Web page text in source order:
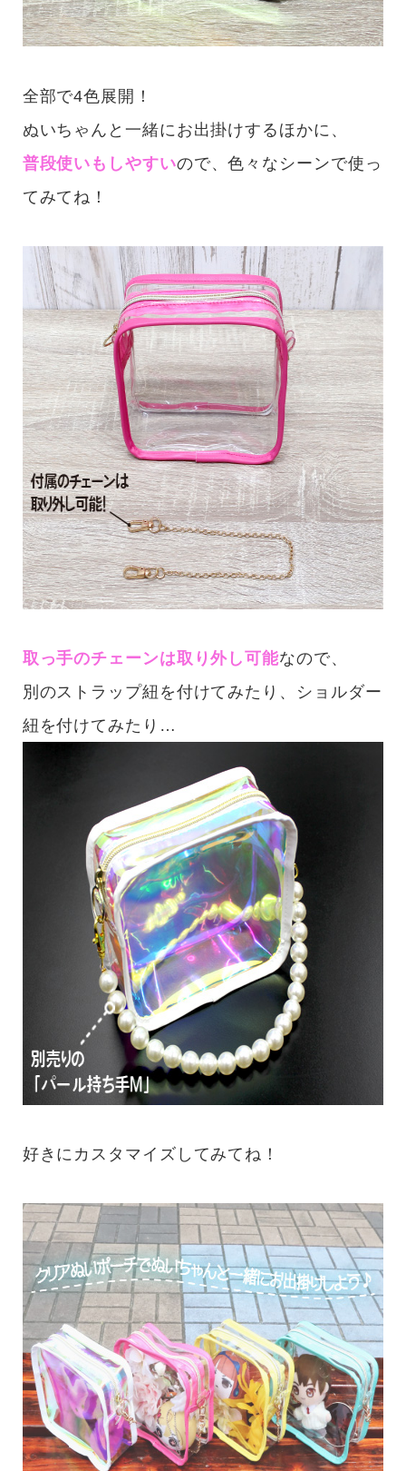
全部で4色展開！
ぬいちゃんと一緒にお出掛けするほかに、
普段使いもしやすいので、色々なシーンで使っ
てみてね！
取っ手のチェーンは取り外し可能なので、
別のストラップ紐を付けてみたり、ショルダー
紐を付けてみたり…
好きにカスタマイズしてみてね！